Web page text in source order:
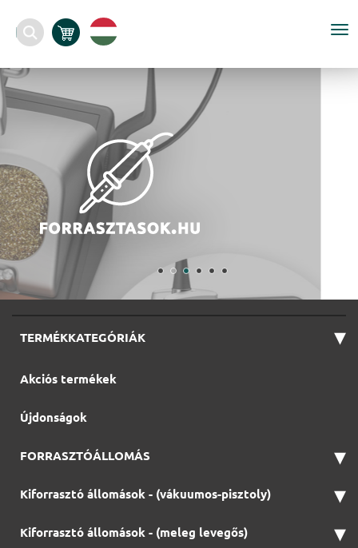
TERMÉKKATEGÓRIÁK ▾
Akciós termékek
Újdonságok
FORRASZTÓÁLLOMÁS ▾
Kiforrasztó állomások - (vákuumos-pisztoly) ▾
Kiforrasztó állomások - (meleg levegős) ▾